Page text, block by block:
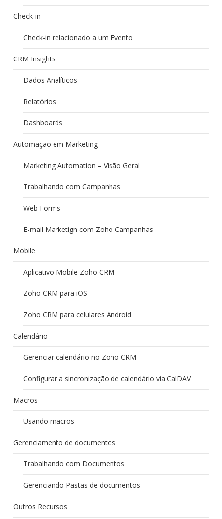
Check-in
Check-in relacionado a um Evento
CRM Insights
Dados Analíticos
Relatórios
Dashboards
Automação em Marketing
Marketing Automation – Visão Geral
Trabalhando com Campanhas
Web Forms
E-mail Marketign com Zoho Campanhas
Mobile
Aplicativo Mobile Zoho CRM
Zoho CRM para iOS
Zoho CRM para celulares Android
Calendário
Gerenciar calendário no Zoho CRM
Configurar a sincronização de calendário via CalDAV
Macros
Usando macros
Gerenciamento de documentos
Trabalhando com Documentos
Gerenciando Pastas de documentos
Outros Recursos